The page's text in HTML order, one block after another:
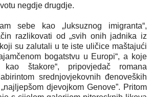
negdje drugdje.
sebe kao „luksuznog imigranta“,
razlikovati od „svih onih jadnika iz
su zalutali u te iste uličice maštajući
bogatstvu u Europi“, a koje
kao štakore“, pripovjedač romana
srednjovjekovnih đenoveških
djevojkom Genove”. Pritom